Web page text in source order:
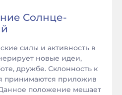
Солнце-
силы и активность в
новые идеи,
дружбе. Склонность к
принимаются приложив
положение мешает